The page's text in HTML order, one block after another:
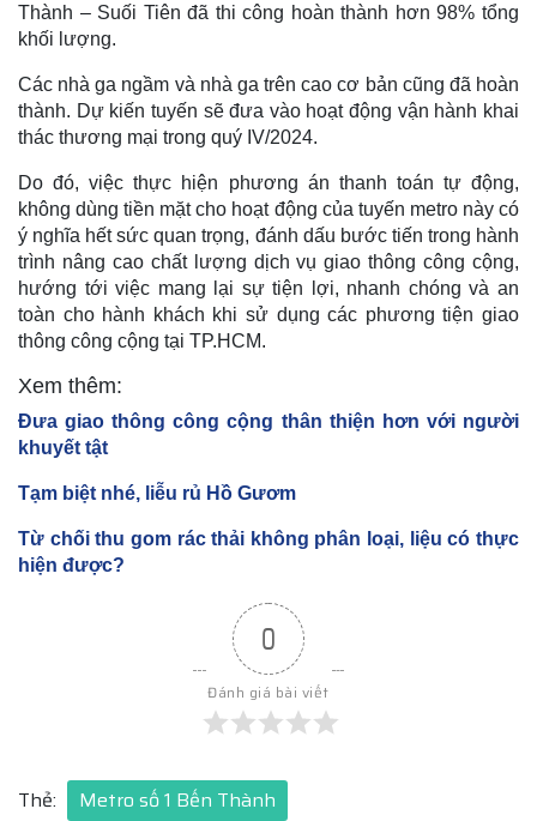
Thành – Suối Tiên đã thi công hoàn thành hơn 98% tổng
khối lượng.
Các nhà ga ngầm và nhà ga trên cao cơ bản cũng đã hoàn
thành. Dự kiến tuyến sẽ đưa vào hoạt động vận hành khai
thác thương mại trong quý IV/2024.
Do đó, việc thực hiện phương án thanh toán tự động,
không dùng tiền mặt cho hoạt động của tuyến metro này có
ý nghĩa hết sức quan trọng, đánh dấu bước tiến trong hành
trình nâng cao chất lượng dịch vụ giao thông công cộng,
hướng tới việc mang lại sự tiện lợi, nhanh chóng và an
toàn cho hành khách khi sử dụng các phương tiện giao
thông công cộng tại TP.HCM.
Xem thêm:
Đưa giao thông công cộng thân thiện hơn với người
khuyết tật
Tạm biệt nhé, liễu rủ Hồ Gươm
Từ chối thu gom rác thải không phân loại, liệu có thực
hiện được?
0
Đánh giá bài viết
Thẻ: Metro số 1 Bến Thành